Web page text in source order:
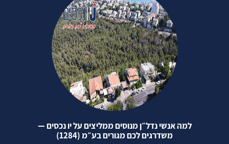
למה אנשי נדל״ן מנוסים ממליצים על יו נכסים —
משדרגים לכם מגורים בע״מ (1284)